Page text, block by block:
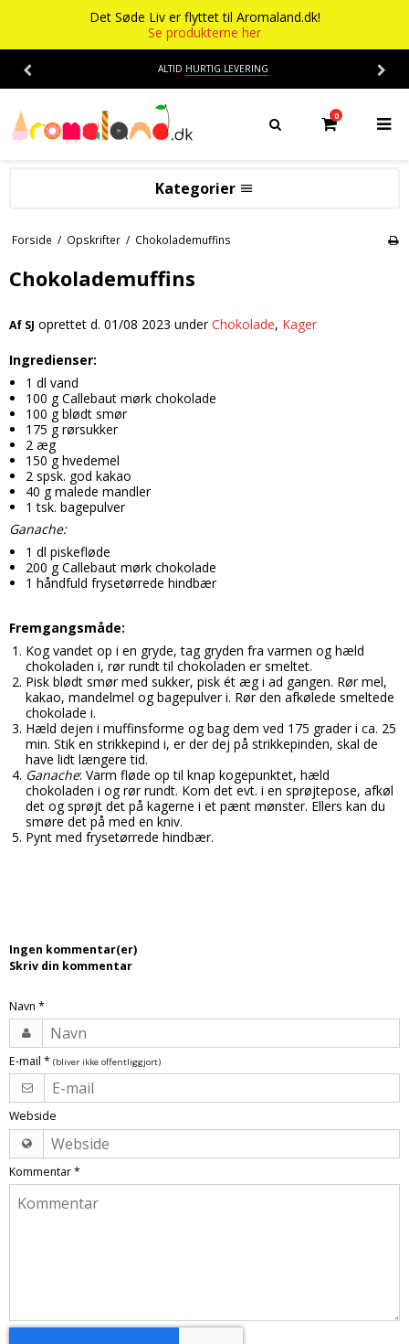
Det Søde Liv er flyttet til Aromaland.dk!
Se produkterne her
ALTID HURTIG LEVERING
0
Kategorier
Ananas aroma
Banan aroma
Blåbær aroma
Candy aroma
Chokolade aroma
Citron aroma
Cola aroma
Dessert aroma
Hindbær aroma
Jordbær aroma
Kaffe aroma
Kiwi aroma
Lakrids aroma
Menthol aroma
Solbær aroma
Tobak aroma
Mærker
Fantastical
Hooligan
Liquid Architects
M-Flavours
Ruffian
Squash Juice
Det Søde Liv
Aromaer
Chokolade
Delikatesser
Farver
Forme
Chokoladeforme
Isforme
Kagepynt
Råvarer
Lakrids
Vanilje
Vaniljestænger
Startsæt
Tilbehør
Isenkram
Opskrifter
Bolsjer
Chokolade
Dragé
Drikkelse
Fondant
Is
Kager
Karameller
Lakrids
Marcipan
Skumfiduser
Smørcreme
Butikker
Information
Om os
Kontakt
Handelsbetingelser
Forside / Opskrifter / Chokolademuffins
Chokolademuffins
Af SJ oprettet d. 01/08 2023 under Chokolade, Kager
Ingredienser:
1 dl vand
100 g Callebaut mørk chokolade
100 g blødt smør
175 g rørsukker
2 æg
150 g hvedemel
2 spsk. god kakao
40 g malede mandler
1 tsk. bagepulver
Ganache:
1 dl piskefløde
200 g Callebaut mørk chokolade
1 håndfuld frysetørrede hindbær
Fremgangsmåde:
Kog vandet op i en gryde, tag gryden fra varmen og hæld
chokoladen i, rør rundt til chokoladen er smeltet.
Pisk blødt smør med sukker, pisk ét æg i ad gangen. Rør mel,
kakao, mandelmel og bagepulver i. Rør den afkølede smeltede
chokolade i.
Hæld dejen i muffinsforme og bag dem ved 175 grader i ca. 25
min. Stik en strikkepind i, er der dej på strikkepinden, skal de
have lidt længere tid.
Ganache: Varm fløde op til knap kogepunktet, hæld
chokoladen i og rør rundt. Kom det evt. i en sprøjtepose, afkøl
det og sprøjt det på kagerne i et pænt mønster. Ellers kan du
smøre det på med en kniv.
Pynt med frysetørrede hindbær.
Ingen kommentar(er)
Skriv din kommentar
Navn *
E-mail * (bliver ikke offentliggjort)
Webside
Kommentar*